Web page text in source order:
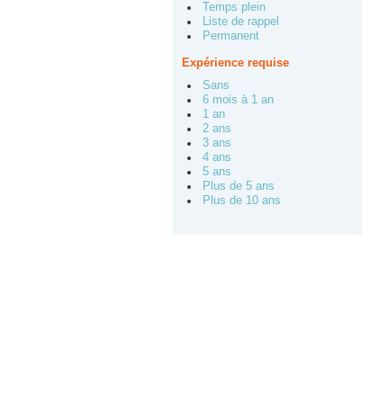
Temps plein
Liste de rappel
Permanent
Expérience requise
Sans
6 mois à 1 an
1 an
2 ans
3 ans
4 ans
5 ans
Plus de 5 ans
Plus de 10 ans